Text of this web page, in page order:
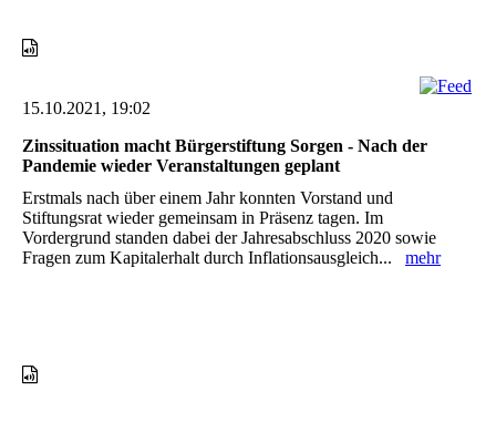
15.10.2021, 19:02
Zinssituation macht Bürgerstiftung Sorgen - Nach der
Pandemie wieder Veranstaltungen geplant
Erstmals nach über einem Jahr konnten Vorstand und
Stiftungsrat wieder gemeinsam in Präsenz tagen. Im
Vordergrund standen dabei der Jahresabschluss 2020 sowie
Fragen zum Kapitalerhalt durch Inflationsausgleich... mehr